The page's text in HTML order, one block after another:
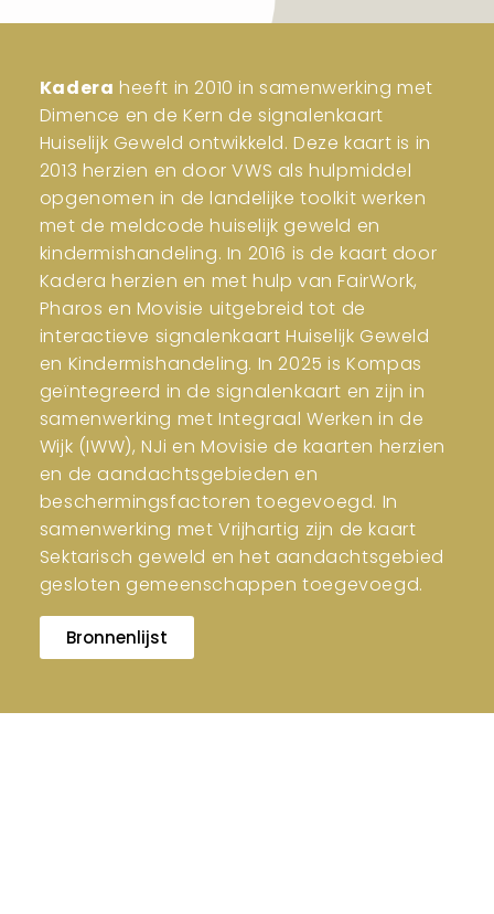
Kadera heeft in 2010 in samenwerking met
Dimence en de Kern de signalenkaart
Huiselijk Geweld ontwikkeld. Deze kaart is in
2013 herzien en door VWS als hulpmiddel
opgenomen in de landelijke toolkit werken
met de meldcode huiselijk geweld en
kindermishandeling. In 2016 is de kaart door
Kadera herzien en met hulp van FairWork,
Pharos en Movisie uitgebreid tot de
interactieve signalenkaart Huiselijk Geweld
en Kindermishandeling. In 2025 is Kompas
geïntegreerd in de signalenkaart en zijn in
samenwerking met Integraal Werken in de
Wijk (IWW), NJi en Movisie de kaarten herzien
en de aandachtsgebieden en
beschermingsfactoren toegevoegd. In
samenwerking met Vrijhartig zijn de kaart
Sektarisch geweld en het aandachtsgebied
gesloten gemeenschappen toegevoegd.
Bronnenlijst